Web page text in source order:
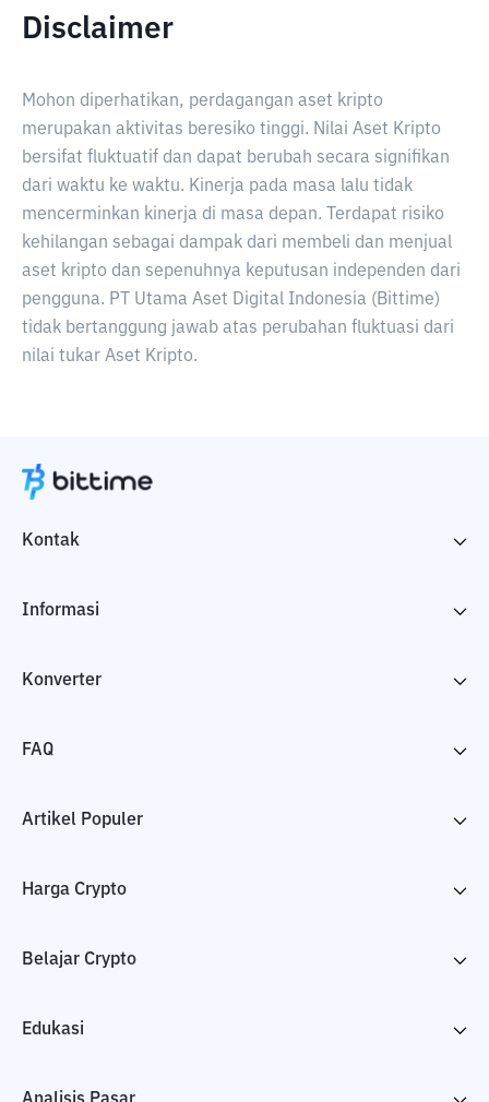
Disclaimer
Mohon diperhatikan, perdagangan aset kripto
merupakan aktivitas beresiko tinggi. Nilai Aset Kripto
bersifat fluktuatif dan dapat berubah secara signifikan
dari waktu ke waktu. Kinerja pada masa lalu tidak
mencerminkan kinerja di masa depan. Terdapat risiko
kehilangan sebagai dampak dari membeli dan menjual
aset kripto dan sepenuhnya keputusan independen dari
pengguna. PT Utama Aset Digital Indonesia (Bittime)
tidak bertanggung jawab atas perubahan fluktuasi dari
nilai tukar Aset Kripto.
Kontak
Informasi
Konverter
FAQ
Artikel Populer
Harga Crypto
Belajar Crypto
Edukasi